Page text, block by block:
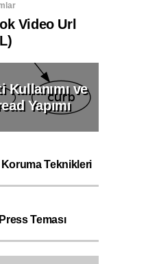
Video Url
Kullanımı ve
Yapımı
Teknikleri
Teması